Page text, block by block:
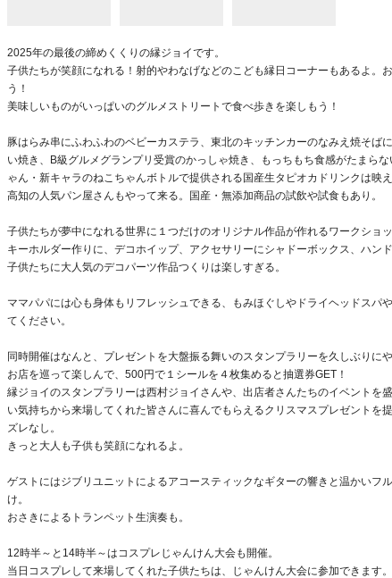
2025年の最後の締めくくりの縁ジョイです。
子供たちが笑顔になれる！射的やわなげなどのこども縁日コーナーもあるよ。
う！
美味しいものがいっぱいのグルメストリートで食べ歩きを楽しもう！
豚はらみ串にふわふわのベビーカステラ、東北のキッチンカーのなみえ焼そば
い焼き、B級グルメグランプリ受賞のかっしゃ焼き、もっちもち食感がたまら
ゃん・新キャラのねこちゃんボトルで提供される国産生タピオカドリンクは映え
高知の人気パン屋さんもやって来る。国産・無添加商品の試飲や試食もあり。
子供たちが夢中になれる世界に１つだけのオリジナル作品が作れるワークショッ
キーホルダー作りに、デコホイップ、アクセサリーにシャドーボックス、ハンド
子供たちに大人気のデコパーツ作品つくりは楽しすぎる。
ママパパには心も身体もリフレッシュできる、もみほぐしやドライヘッドスパ
てください。
同時開催はなんと、プレゼントを大盤振る舞いのスタンプラリーを久しぶりにや
お店を巡って楽しんで、500円で１シールを４枚集めると抽選券GET！
縁ジョイのスタンプラリーは西村ジョイさんや、出店者さんたちのイベントを
い気持ちから来場してくれた皆さんに喜んでもらえるクリスマスプレゼントを
ズレなし。
きっと大人も子供も笑顔になれるよ。
ゲストにはジブリユニットによるアコースティックなギターの響きと温かいフ
け。
おさきによるトランペット生演奏も。
12時半～と14時半～はコスプレじゃんけん大会も開催。
当日コスプレして来場してくれた子供たちは、じゃんけん大会に参加できます。